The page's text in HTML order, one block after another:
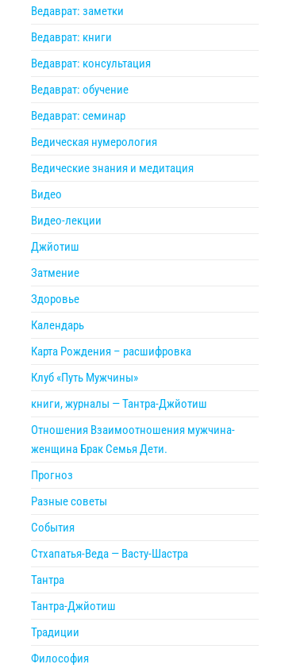
Ведаврат: заметки
Ведаврат: книги
Ведаврат: консультация
Ведаврат: обучение
Ведаврат: семинар
Ведическая нумерология
Ведические знания и медитация
Видео
Видео-лекции
Джйотиш
Затмение
Здоровье
Календарь
Карта Рождения – расшифровка
Клуб «Путь Мужчины»
книги, журналы — Тантра-Джйотиш
Отношения Взаимоотношения мужчина-
женщина Брак Семья Дети.
Прогноз
Разные советы
События
Стхапатья-Веда — Васту-Шастра
Тантра
Тантра-Джйотиш
Традиции
Философия